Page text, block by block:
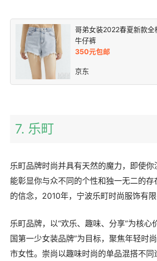
哥弟女装2022春夏新款全
牛仔裤
350元包邮
京东
7. 乐町
乐町品牌时尚并具有天然的魔力，即使你
能彰显你与众不同的个性和独一无二的
的信念，2010年，宁波乐町时尚服饰有限
乐町品牌，以“欢乐、趣味、分享”为核心
国第一少女装品牌”为目标，聚焦年轻时
市女性。崇尚以趣味时尚的单品混搭不同